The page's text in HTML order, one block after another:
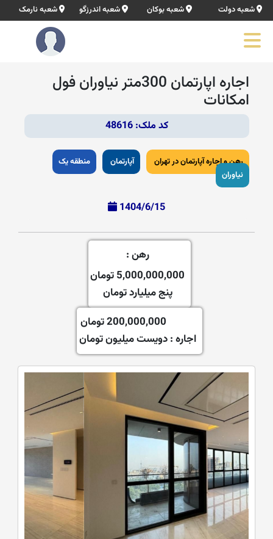
شعبه دولت شعبه بوکان شعبه اندرزگو شعبه نارمک
اجاره اپارتمان 300متر نیاوران فول
امکانات
کد ملک: 48616
رهن و اجاره آپارتمان در تهران آپارتمان
منطقه یک
نیاوران
1404/6/15
رهن :
5,000,000,000 تومان
پنج میلیارد تومان
اجاره :
200,000,000 تومان
دویست میلیون تومان